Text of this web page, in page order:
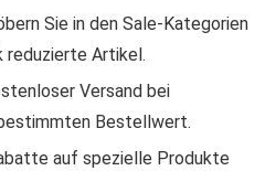
Sie in den Sale-Kategorien
reduzierte Artikel.
Versand bei
Bestellwert.
auf spezielle Produkte